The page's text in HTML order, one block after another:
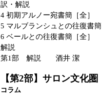
訳・解説
4 初期アルノー宛書簡［全
5 マルブランシュとの往復書
6 ベールとの往復書簡［全
解説
第1部 解説 酒井 潔
【第2部】サロン文
コラム